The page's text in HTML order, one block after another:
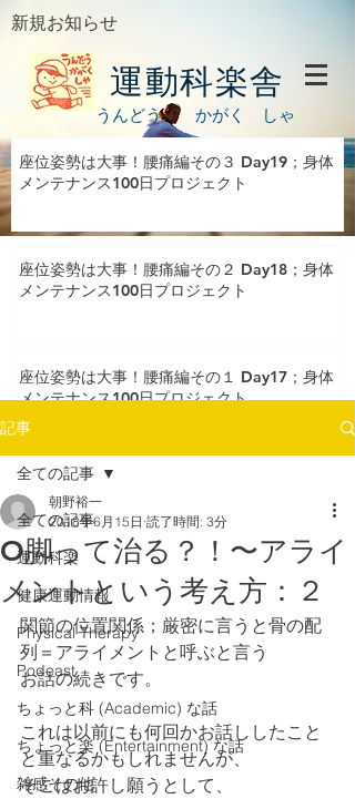
新規お知らせ
運動科楽舎
うんどう かがく しゃ
座位姿勢は大事！腰痛編その３ Day19；身体
メンテナンス100日プロジェクト
座位姿勢は大事！腰痛編その２ Day18；身体
メンテナンス100日プロジェクト
座位姿勢は大事！腰痛編その１ Day17；身体
メンテナンス100日プロジェクト
記事
全ての記事
運動科楽
健康運動情報
Physical Therapy
Podcast
ちょっと科 (Academic) な話
ちょっと楽 (Entertainment) な話
雑感その他
全ての記事
O脚って治る？！〜アライ
メントという考え方：２
朝野裕一
2018年6月15日 読了時間: 3分
関節の位置関係；厳密に言うと骨の配
列＝アライメントと呼ぶと言う
お話の続きです。
これは以前にも何回かお話ししたこと
と重なるかもしれませんが、
そこはお許し願うとして、